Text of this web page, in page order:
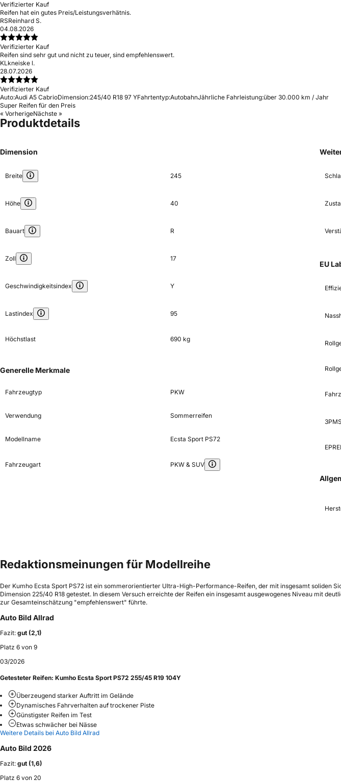
Verifizierter Kauf
Reifen hat ein gutes Preis/Leistungsverhätnis.
RSReinhard S.
04.08.2026
Verifizierter Kauf
Reifen sind sehr gut und nicht zu teuer, sind empfehlenswert.
KLkneiske l.
28.07.2026
Verifizierter Kauf
Auto:Audi A5 CabrioDimension:245/40 R18 97 YFahrtentyp:AutobahnJährliche Fahrleistung:über 30.000 km / Jahr
Super Reifen für den Preis
« VorherigeNächste »
Produktdetails
Dimension
Breite 245
Höhe 40
Bauart R
Zoll 17
Geschwindigkeitsindex Y
Lastindex 95
Höchstlast 690 kg
Generelle Merkmale
Fahrzeugtyp PKW
Verwendung Sommerreifen
Modellname Ecsta Sport PS72
Fahrzeugart PKW & SUV
EU
Redaktionsmeinungen für Modellreihe
Der Kumho Ecsta Sport PS72 ist ein sommerorientierter Ultra-High-Performance-Reifen, der mit insgesamt
Dimension 225/40 R18 getestet. In diesem Versuch erreichte der Reifen ein insgesamt ausgewogenes Niveau mit
zur Gesamteinschätzung "empfehlenswert" führte.
Auto Bild Allrad
Fazit: gut (2,1)
Platz 6 von 9
03/2026
Getesteter Reifen: Kumho Ecsta Sport PS72 255/45 R19 104Y
Überzeugend starker Auftritt im Gelände
Dynamisches Fahrverhalten auf trockener Piste
Günstigster Reifen im Test
Etwas schwächer bei Nässe
Weitere Details bei Auto Bild Allrad
Auto Bild 2026
Fazit: gut (1,6)
Platz 6 von 20